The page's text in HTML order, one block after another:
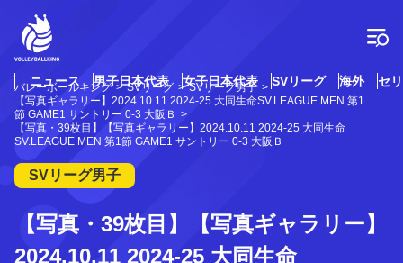
テ
ツ
プ
ニュース 男子日本代表 女子日本代表 SVリーグ 海外 セ
バレーボールキング SVリーグ
SVリーグ男子
【写真ギャラリー】2024.10.11 2024-25 大同生命SV.LEAGUE MEN 第1
節 GAME1 サントリー 0-3 大阪Ｂ
【写真・39枚目】【写真ギャラリー】2024.10.11 2024-25 大同生命
SV.LEAGUE MEN 第1節 GAME1 サントリー 0-3 大阪Ｂ
SVリーグ男子
【写真・39枚目】【写真ギャラリー】
2024.10.11 2024-25 大同生命